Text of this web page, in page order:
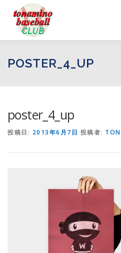
ログイン お問い合わせ
POSTER_4_UP
poster_4_up
投稿日: 2013年6月7日 投稿者: